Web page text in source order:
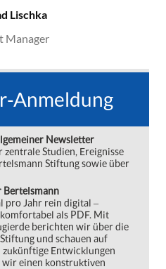
Lischka
Manager
Anmeldung
Newsletter
Studien, Ereignisse
Stiftung sowie über
Bertelsmann
pro Jahr rein digital ‒
als PDF. Mit
berichten wir über die
und schauen auf
Entwicklungen
einen konstruktiven